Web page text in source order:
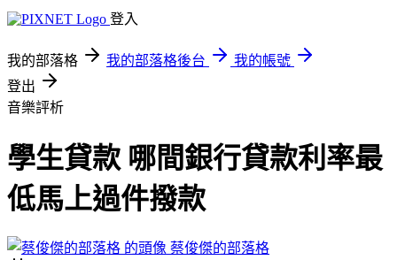
登入
我的部落格 我的部落格後台
我的帳號
登出
音樂評析
學生貸款 哪間銀行貸款利率最
低馬上過件撥款
蔡俊傑的部落格